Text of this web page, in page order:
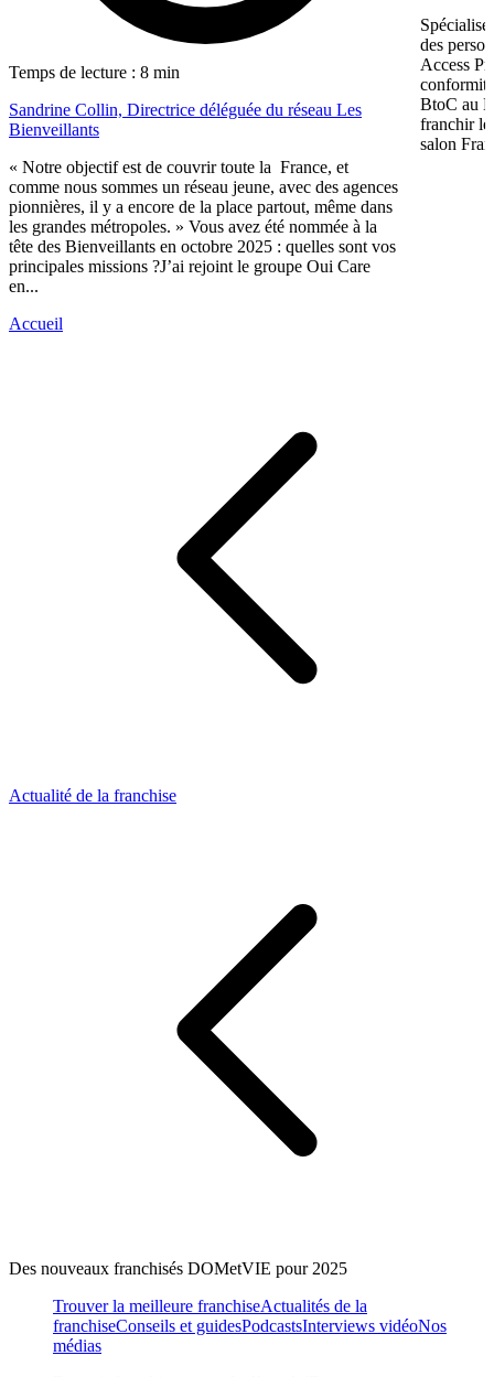
Temps de lecture : 8 min
Sandrine Collin, Directrice déléguée du réseau Les
Bienveillants
« Notre objectif est de couvrir toute la France, et
comme nous sommes un réseau jeune, avec des agences
pionnières, il y a encore de la place partout, même dans
les grandes métropoles. » Vous avez été nommée à la
tête des Bienveillants en octobre 2025 : quelles sont vos
principales missions ?J’ai rejoint le groupe Oui Care
en...
des
Access
BtoC au
franchir le
salon
Accueil
Actualité de la franchise
Des nouveaux franchisés DOMetVIE pour 2025
Trouver la meilleure franchiseActualités de la
franchiseConseils et guidesPodcastsInterviews vidéoNos
médias